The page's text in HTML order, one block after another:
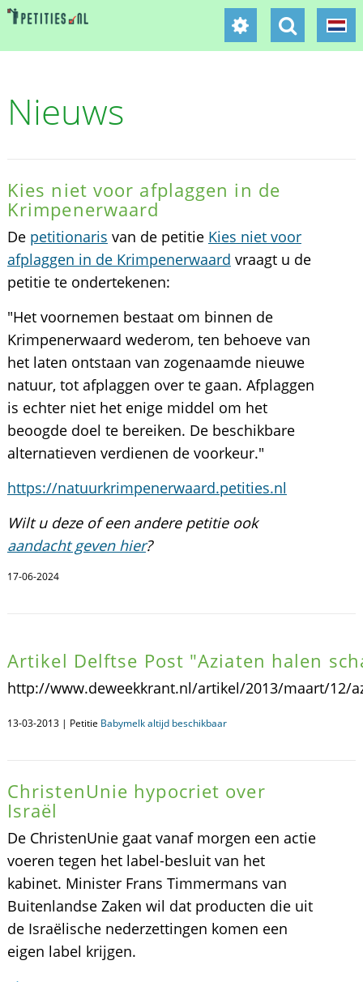
Nieuws
Kies niet voor afplaggen in de
Krimpenerwaard
De petitionaris van de petitie Kies niet voor
afplaggen in de Krimpenerwaard vraagt u de
petitie te ondertekenen:
"Het voornemen bestaat om binnen de
Krimpenerwaard wederom, ten behoeve van
het laten ontstaan van zogenaamde nieuwe
natuur, tot afplaggen over te gaan. Afplaggen
is echter niet het enige middel om het
beoogde doel te bereiken. De beschikbare
alternatieven verdienen de voorkeur."
https://natuurkrimpenerwaard.petities.nl
Wilt u deze of een andere petitie ook
aandacht geven hier?
17-06-2024
Artikel Delftse Post "Aziaten halen
http://www.deweekkrant.nl/artikel/2013/maart/12/
13-03-2013 | Petitie Babymelk altijd beschikbaar
ChristenUnie hypocriet over
Israël
De ChristenUnie gaat vanaf morgen een actie
voeren tegen het label-besluit van het
kabinet. Minister Frans Timmermans van
Buitenlandse Zaken wil dat producten die uit
de Israëlische nederzettingen komen een
eigen label krijgen.